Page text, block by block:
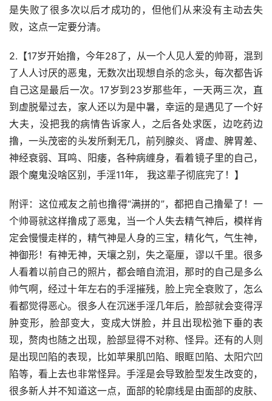
是失败了很多次以后才成功的，但他们从来没有主动去失
败，这点一定要分清。
2.【17岁开始撸，今年28了，从一个人见人爱的帅哥，混到
了人人讨厌的恶鬼，无数次出现想自杀的念头，每次都告诉
自己这是最后一次。17岁到23岁那些年，一天两三次，直
到虚脱晕过去，家人还以为是中暑，幸运的是遇见了一个好
大夫，没把我的病情告诉家人，之后各处求医，边吃药边
撸，一头茂密的头发所剩无几，前列腺炎、肾虚、脾胃差、
神经衰弱、耳鸣、阳痿，各种病缠身，看着镜子里的自己，
跟个魔鬼没啥区别，手淫11年， 我这辈子彻底完了！】
附评：这位戒友之前也撸得“满拼的”，都把自己撸晕了！一
个帅哥就这样撸成了恶鬼，当一个人失去精气神后，模样肯
定会慢慢走样的，精气神是人身的三宝，精化气，气生神，
神御形！有神无神，天壤之别，失之毫厘，谬以千里。很多
人看着以前自己的照片，都会暗自流泪，那时的自己是多么
帅气啊，经过十年左右的手淫摧残，脸上完全衰败了，怎么
看都觉得恶心。很多人在沉迷手淫几年后，脸部就会变得浮
肿变形，脸部变大，变成大饼脸，并且出现松弛下垂的表
现，赘肉也随之出现，脸部显得不对称、怪异。还有的人则
是出现凹陷的表现，比如苹果肌凹陷、眼眶凹陷、太阳穴凹
陷等，看上去也非常怪异。手淫是会导致脸型发生改变的，
很多新人并不知道这一点，面部的轮廓线是由面部的皮肤、